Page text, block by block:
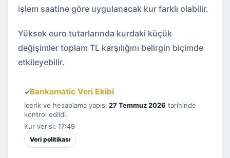
işlem saatine göre uygulanacak kur farklı olabilir.
Yüksek euro tutarlarında kurdaki küçük
değişimler toplam TL karşılığını belirgin biçimde
etkileyebilir.
✓Bankamatic Veri Ekibi
İçerik ve hesaplama yapısı 27 Temmuz 2026 tarihinde
kontrol edildi.
Kur verisi: 17:49
Veri politikası